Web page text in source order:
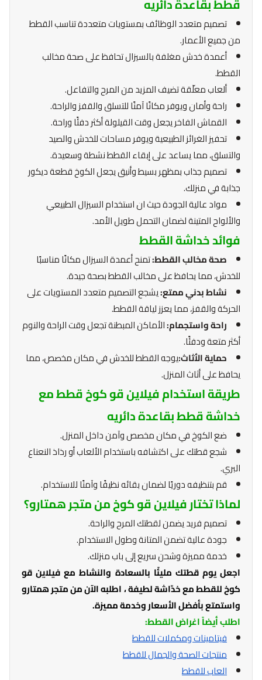
قطط بقاعدة دائريه
تصميم متعدد الوظائف بمستويات متعددة تناسب القطط
من جميع الأعمار.
أعمدة خدش مغلفة بالسيزال تحافظ على صحة مخالب
القطط.
ألعاب معلّقة تضيف المزيد من المرح والتفاعل.
راحة وأمان ويوفر مكانًا آمنًا للتسلق والقفز والراحة.
القماش الفاخر يجعل وقت القيلولة أكثر دفئًا وراحة.
تحفيز الغرائز الطبيعية ويوفر مساحات للخدش والصيد
والتسلق، مما يساعد على إبقاء القطط نشطة وسعيدة.
تصميم جذاب بمظهر بسيط وأنيق يجعل الكوخ قطعة ديكور
جذابة في منزلك.
مواد عالية الجودة حيث ان استخدام السيزال الطبيعي
والألواح المتينة لضمان التحمل طويل الأمد.
فوائد خداشة القطط
صحة مخالب القطط:تمنح أعمدة السيزال مكانًا مناسبًا
للخدش، مما يحافظ على مخالب القطط بصحة جيدة.
نشاط بدني ممتع:يشجع التصميم متعدد المستويات على
الحركة والقفز، مما يعزز لياقة القطط.
راحة واستجمام:الأماكن المبطنة تجعل وقت الراحة والنوم
أكثر متعة ودفئًا.
حماية الأثاث:يوجه القطط للخدش في مكان مخصص، مما
يحافظ على أثاث المنزل.
طريقة استخدام فيلاين قو كوخ قطط مع
خداشة قطط بقاعدة دائريه
ضع الكوخ في مكان مخصص وآمن داخل المنزل.
شجع قطتك على اكتشافه باستخدام الألعاب أو رذاذ النعناع
البري.
قم بتنظيفه دوريًا لضمان بقائه نظيفًا وآمنًا للاستخدام.
لماذا تختار فيلاين قو كوخ من متجر همتارو؟
تصميم فريد يضمن لقطتك المرح والراحة.
جودة عالية تضمن المتانة وطول الاستخدام.
خدمة مميزة وشحن سريع إلى باب منزلك.
اجعل يوم قطتك مليئًا بالسعادة والنشاط مع فيلاين قو
كوخ للقطط مع خدّاشة لطيفة ، اطلبه الآن من متجر همتارو
واستمتع بأفضل الأسعار وخدمة مميزة.
اطلب أيضاً اغراض القطط:
فيتامينات ومكملات للقطط
منتجات الصحة والجمال للقطط
العاب للقطط